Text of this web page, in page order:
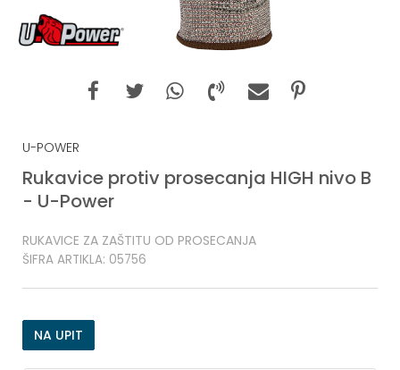
U-POWER
Rukavice protiv prosecanja HIGH nivo B
- U-Power
RUKAVICE ZA ZAŠTITU OD PROSECANJA
ŠIFRA ARTIKLA: 05756
NA UPIT